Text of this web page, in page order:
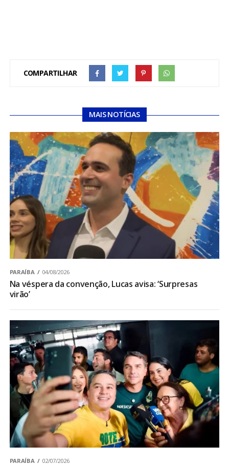
COMPARTILHAR
MAIS NOTÍCIAS
PARAÍBA 04/08/2026
Na véspera da convenção, Lucas avisa: ‘Surpresas
virão’
PARAÍBA 02/07/2026